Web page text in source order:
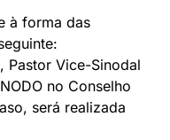
à forma das
Pastor Vice-Sinodal
no Conselho
será realizada